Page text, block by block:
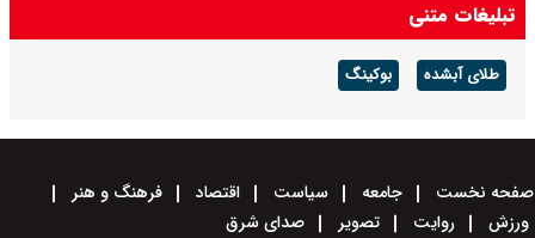
است
تبلیغات متنی
طلای آبشده بوکینگ
صفحه نخست جامعه سیاست اقتصاد
فرهنگ و هنر
ورزش
روایت تصویر صدای شرق